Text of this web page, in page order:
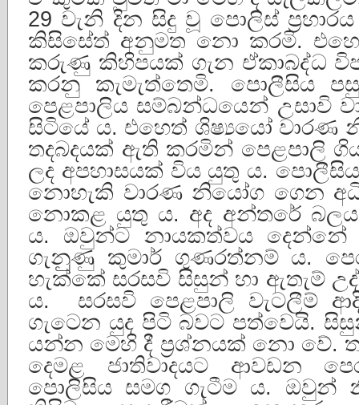
29 වැනි දින සිදු වූ පොලිස්
කිසිසේත් අනුමත නො කරමි.
කරුණු කිහිපයක් ගැන ඒකාබද්ධ
කරනු කැමැත්තෙමි. පොලීසිය
පෙළපාලිය සම්බන්ධයෙන් උසාවි
සිටියේ ය. එහෙත් ශිෂ්‍යයෝ
තදබදයක් ඇති කරමින් පෙළපාලි
ලද අපහාසයක් විය යුතු ය.
නොහැකි වාරණ නියෝග ගෙන
නොකළ යුතු ය. අද අන්තරේ
ය. ඔවුන්ට නායකත්වය දෙන්නේ
ගැනුුණු කුමාර් ගුණරත්නම් ය.
හැක්කේ සරසවි සිසුන් හා ඇතැම්
ය. සරසවි පෙළපාලි වැටලීම්
ගැටෙන යුද පිටි බවට පත්වෙයි.
යන්න මෙහි දී ප්‍රශ්නයක් නො වේ.
දෙමළ ජාතිවාදයට ආවඩන
පොලිසිය සමග ගැටීම ය. ඔවුන්